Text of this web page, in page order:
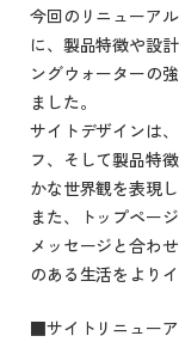
今回のリニューア
に、製品特徴や設
ングウォーターの
ました。
サイトデザインは
フ、そして製品特
かな世界観を表現し
また、トップペー
メッセージと合わ
のある生活をより
■サイトリニュー